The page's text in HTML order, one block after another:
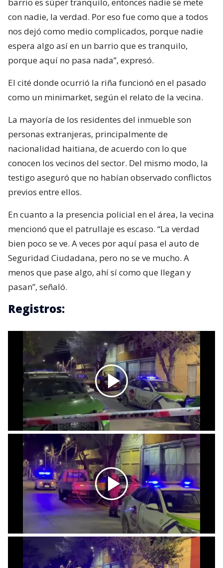
con nadie, la verdad. Por eso fue como que a todos
nos dejó como medio complicados, porque nadie
espera algo así en un barrio que es tranquilo,
porque aquí no pasa nada”, expresó.
El cité donde ocurrió la riña funcionó en el pasado
como un minimarket, según el relato de la vecina.
La mayoría de los residentes del inmueble son
personas extranjeras, principalmente de
nacionalidad haitiana, de acuerdo con lo que
conocen los vecinos del sector. Del mismo modo, la
testigo aseguró que no habían observado conflictos
previos entre ellos.
En cuanto a la presencia policial en el área, la vecina
mencionó que el patrullaje es escaso. “La verdad
bien poco se ve. A veces por aquí pasa el auto de
Seguridad Ciudadana, pero no se ve mucho. A
menos que pase algo, ahí sí como que llegan y
pasan”, señaló.
Registros: